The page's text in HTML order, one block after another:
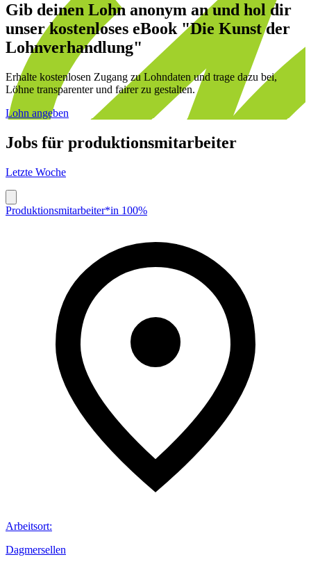
Gib deinen Lohn anonym an und hol dir
unser kostenloses eBook "Die Kunst der
Lohnverhandlung"
Erhalte kostenlosen Zugang zu Lohndaten und trage dazu bei,
Löhne transparenter und fairer zu gestalten.
Lohn angeben
Jobs für produktionsmitarbeiter
Letzte Woche
Produktionsmitarbeiter*in 100%
Arbeitsort:
Dagmersellen